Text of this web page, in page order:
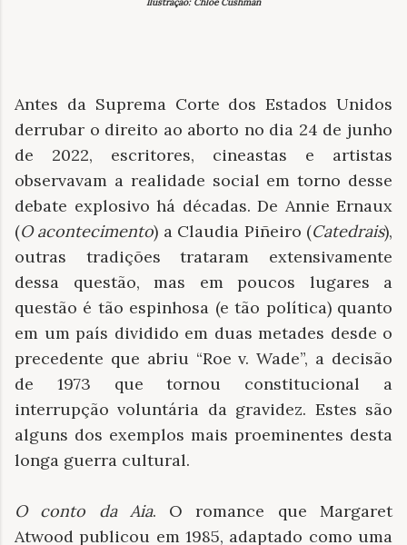
Antes da Suprema Corte dos Estados Unidos
derrubar o direito ao aborto no dia 24 de junho
de 2022, escritores, cineastas e artistas
observavam a realidade social em torno desse
debate explosivo há décadas. De Annie Ernaux
(O acontecimento) a Claudia Piñeiro (Catedrais),
outras tradições trataram extensivamente
dessa questão, mas em poucos lugares a
questão é tão espinhosa (e tão política) quanto
em um país dividido em duas metades desde o
precedente que abriu “Roe v. Wade”, a decisão
de 1973 que tornou constitucional a
interrupção voluntária da gravidez. Estes são
alguns dos exemplos mais proeminentes desta
longa guerra cultural.
O conto da Aia. O romance que Margaret
Atwood publicou em 1985, adaptado como uma